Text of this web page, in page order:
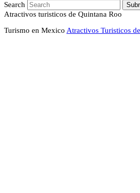
Search
Atractivos turisticos de Quintana Roo
Turismo en Mexico Atractivos Turisticos